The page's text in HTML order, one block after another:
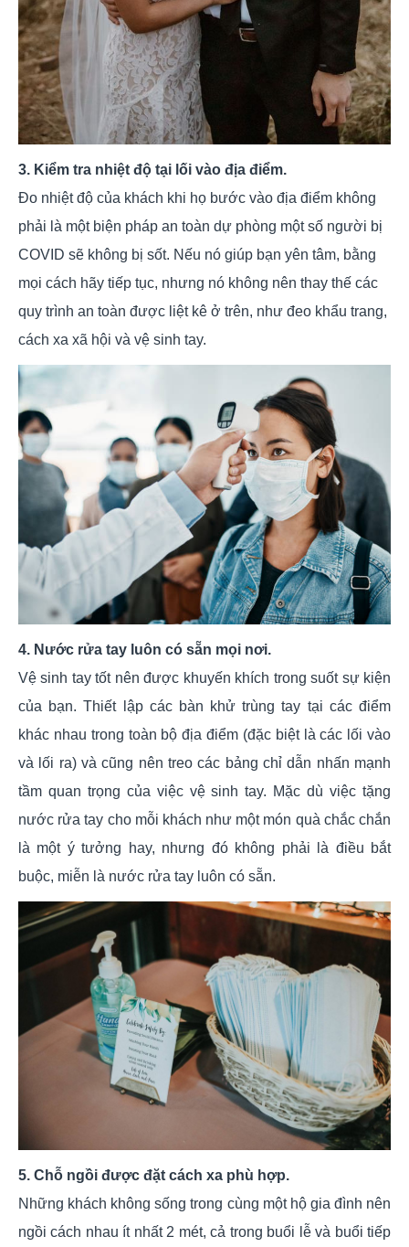
3. Kiểm tra nhiệt độ tại lối vào địa điểm.
Đo nhiệt độ của khách khi họ bước vào địa điểm không
phải là một biện pháp an toàn dự phòng một số người bị
COVID sẽ không bị sốt. Nếu nó giúp bạn yên tâm, bằng
mọi cách hãy tiếp tục, nhưng nó không nên thay thế các
quy trình an toàn được liệt kê ở trên, như đeo khẩu trang,
cách xa xã hội và vệ sinh tay.
4. Nước rửa tay luôn có sẵn mọi nơi.
Vệ sinh tay tốt nên được khuyến khích trong suốt sự kiện
của bạn. Thiết lập các bàn khử trùng tay tại các điểm
khác nhau trong toàn bộ địa điểm (đặc biệt là các lối vào
và lối ra) và cũng nên treo các bảng chỉ dẫn nhấn mạnh
tầm quan trọng của việc vệ sinh tay. Mặc dù việc tặng
nước rửa tay cho mỗi khách như một món quà chắc chắn
là một ý tưởng hay, nhưng đó không phải là điều bắt
buộc, miễn là nước rửa tay luôn có sẵn.
5. Chỗ ngồi được đặt cách xa phù hợp.
Những khách không sống trong cùng một hộ gia đình nên
ngồi cách nhau ít nhất 2 mét, cả trong buổi lễ và buổi tiếp